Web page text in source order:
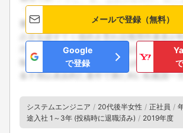
メールで登録（無料）
Google
で登録
システムエンジニア 20代後半女性 正社員
途入社 1～3年 (投稿時に退職済み)
2019年度